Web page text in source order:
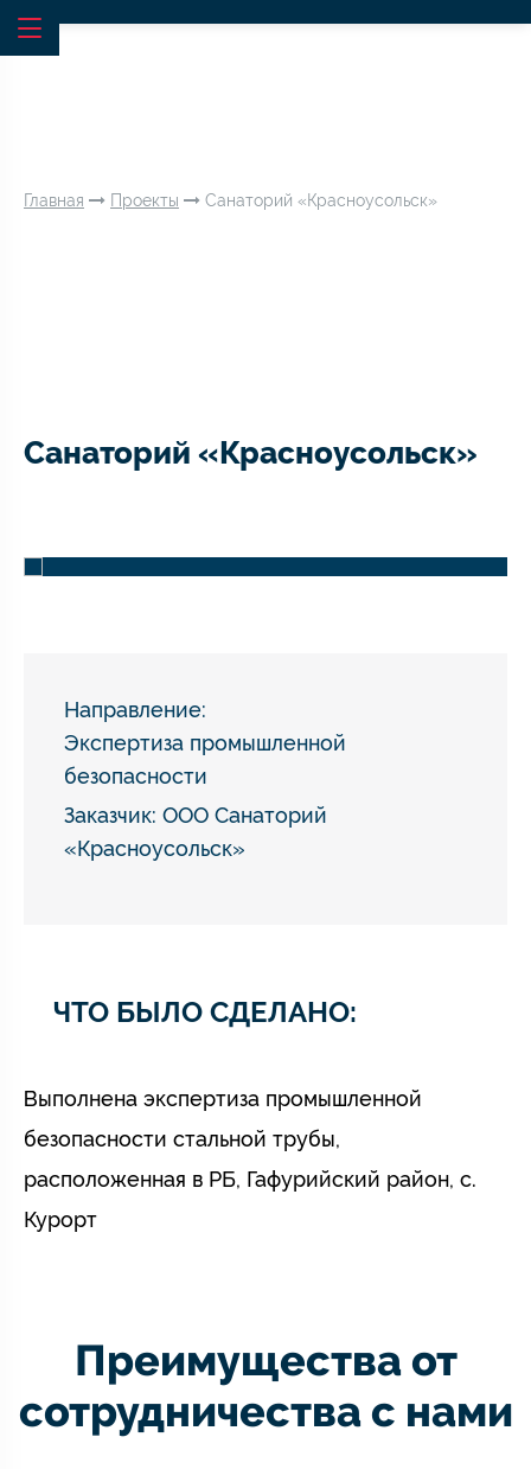
Главная Проекты Санаторий «Красноусольск»
Санаторий «Красноусольск»
Направление:
Экспертиза промышленной
безопасности
Заказчик: ООО Санаторий
«Красноусольск»
ЧТО БЫЛО СДЕЛАНО:
Выполнена экспертиза промышленной
безопасности стальной трубы,
расположенная в РБ, Гафурийский район, с.
Курорт
Преимущества от
сотрудничества с нами